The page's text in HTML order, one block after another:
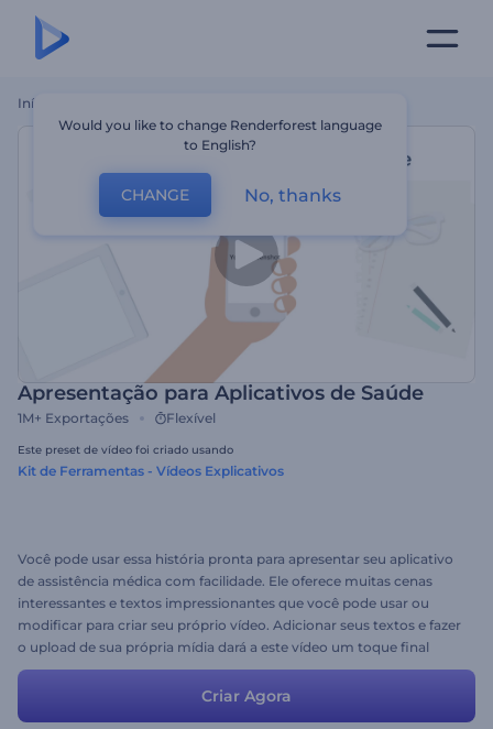
Início
Apresentação para Aplicativos de Saúde
1M+ Exportações Flexível
Este preset de vídeo foi criado usando
Kit de Ferramentas - Vídeos Explicativos
Você pode usar essa história pronta para apresentar seu aplicativo
de assistência médica com facilidade. Ele oferece muitas cenas
interessantes e textos impressionantes que você pode usar ou
modificar para criar seu próprio vídeo. Adicionar seus textos e fazer
o upload de sua própria mídia dará a este vídeo um toque final
especial e você certamente obterá os melhores resultados.
Criar Agora
Would you like to change Renderforest language
to English?
CHANGE No, thanks